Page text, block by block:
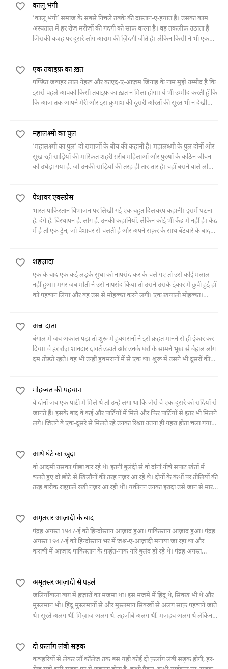
कालू भंगी
’कालू भंगी’ समाज के सबसे निचले तबक़े की दास्तान-ए-हयात है। उसका काम
अस्पताल में हर रोज़ मरीज़ों की गंदगी को साफ़ करना है। वह तकलीफ़ उठाता है
जिसकी वजह पर दूसरे लोग आराम की ज़िंदगी जीते हैं। लेकिन किसी ने भी एक
वक़अत नहीं होती। अगर सफ़ाई की अहमियत इंसानी ज़िंदगी में है, तो कालू भंगी की
अहमियत उपयोगिता भी मोसल्लम है।
एक तवाइफ़ का ख़त
पण्डित जवाहर लाल नेहरू और क़ाएद-ए-आज़म जिनाह के नाम मुझे उम्मीद है कि
इससे पहले आपको किसी तवाइफ़ का ख़त न मिला होगा। ये भी उम्मीद करती हूँ कि
कि आज तक आपने मेरी और इस क़ुमाश की दूसरी औरतों की सूरत भी न देखी
महालक्ष्मी का पुल
‘महालक्ष्मी का पुल’ दो समाजों के बीच की कहानी है। महालक्ष्मी के पुल दोनों ओर
सूख रही साड़ियों की मारिफ़त शहरी ग़रीब महिलाओं और पुरुषों के कठिन जीवन
को उधेड़ा गया है, जो उनकी साड़ियों की तरह ही तार-तार है। वहाँ बसने वाले लोगों
है कि न तो पुरानी शासन व्यवस्था में इनके लिए कोई जगह थी न ही नई शासन
व्यवस्था में इनके लिए कोई जगह है।
पेशावर एक्सप्रेस
भारत-पाकिस्तान विभाजन पर लिखी गई एक बहुत दिलचस्प कहानी। इसमें घटना
है, दंगे हैं, विस्थापन है, लोग हैं, उनकी कहानियाँ, लेकिन कोई भी केंद्र में नहीं है। केंद्र
में है तो एक ट्रेन, जो पेशावर से चलती है और अपने सफ़र के साथ बँटवारे के बाद
शहज़ादा
एक के बाद एक कई लड़के सुधा को नापसंद कर के चले गए तो उसे कोई मलाल
नहीं हुआ। मगर जब मोती ने उसे नापसंद किया तो उसने उसके इंकार में छुपी हुई हाँ
को पहचान लिया और वह उस से मोहब्बत करने लगी। एक ख़याली मोहब्बत।
सामने आ खड़ा हुआ।
अन्न-दाता
बंगाल में जब अकाल पड़ा तो शुरू में हुक्मरानों ने इसे क़हत मानने से ही इंकार कर
दिया। वे हर रोज़ शानदार दावतें उड़ाते और उनके घरों के सामने भूख से बेहाल लोग
दम तोड़ते रहते। वह भी उन्हीं हुक्मरानों में से एक था। शुरू में उसने भी दूसरों की
लगा।
मोहब्बत की पहचान
वे दोनों जब एक पार्टी में मिले थे तो उन्हें लगा था कि जैसे वे एक-दूसरे को सदियों से
जानते हैं। इसके बाद वे कई और पार्टियों में मिले और फिर पार्टियों से इतर भी मिलने
लगे। जितने वे एक-दूसरे से मिलते रहे उनका रिश्ता उतना ही गहरा होता चला गया।
आधे घंटे का ख़ुदा
वो आदमी उसका पीछा कर रहे थे। इतनी बुलंदी से वो दोनों नीचे सपाट खेतों में
चलते हुए दो छोटे से खिलौनों की तरह नज़र आ रहे थे। दोनों के कंधों पर तीलियों की
तरह बारीक राइफ़लें रखी नज़र आ रही थीं। यक़ीनन उनका इरादा उसे जान से मार
अमृतसर आज़ादी के बाद
पंद्रह अगस्त 1947-ई को हिन्दोस्तान आज़ाद हुआ। पाकिस्तान आज़ाद हुआ। पंद्रह
अगस्त 1947-ई को हिन्दोस्तान भर में जश्न-ए-आज़ादी मनाया जा रहा था और
कराची में आज़ाद पाकिस्तान के फ़र्हत-नाक नारे बुलंद हो रहे थे। पंद्रह अगस्त
अमृतसर आज़ादी से पहले
जलियाँवाला बाग़ में हज़ारों का मजमा था। इस मजमे में हिंदू थे, सिक्ख भी थे और
मुस्लमान भी। हिंदू मुस्लमानों से और मुस्लमान सिक्खों से अलग साफ़ पहचाने जाते
थे। सूरतें अलग थीं, मिज़ाज अलग थे, तहज़ीबें अलग थीं, मज़हब अलग थे लेकिन
दो फ़र्लांग लंबी सड़क
कचहरियों से लेकर लॉ कॉलेज तक बस यही कोई दो फ़र्लांग लंबी सड़क होगी, हर-